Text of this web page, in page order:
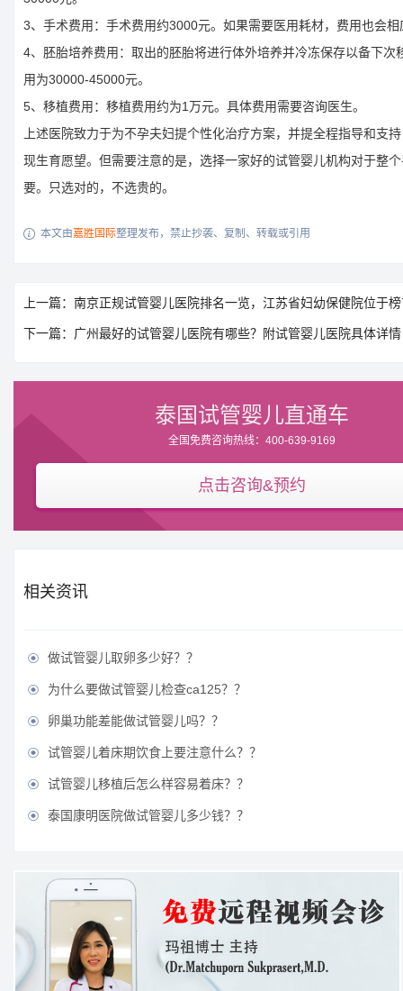
3、手术费用：手术费用约3000元。如果需要医用耗材，费用也会相
4、胚胎培养费用：取出的胚胎将进行体外培养并冷冻保存以备下次
用为30000-45000元。
5、移植费用：移植费用约为1万元。具体费用需要咨询医生。
上述医院致力于为不孕夫妇提个性化治疗方案，并提全程指导和支
现生育愿望。但需要注意的是，选择一家好的试管婴儿机构对于整
要。只选对的，不选贵的。
 本文由嘉胜国际整理发布，禁止抄袭、复制、转载或引用
上一篇：南京正规试管婴儿医院排名一览，江苏省妇幼保健院位于
下一篇：广州最好的试管婴儿医院有哪些？附试管婴儿医院具体详
泰国试管婴儿直通车
全国免费咨询热线：400-639-9169
点击咨询&预约
相关资讯
 做试管婴儿取卵多少好？？
 为什么要做试管婴儿检查ca125？？
 卵巢功能差能做试管婴儿吗？？
 试管婴儿着床期饮食上要注意什么？？
 试管婴儿移植后怎么样容易着床？？
 泰国康明医院做试管婴儿多少钱？？